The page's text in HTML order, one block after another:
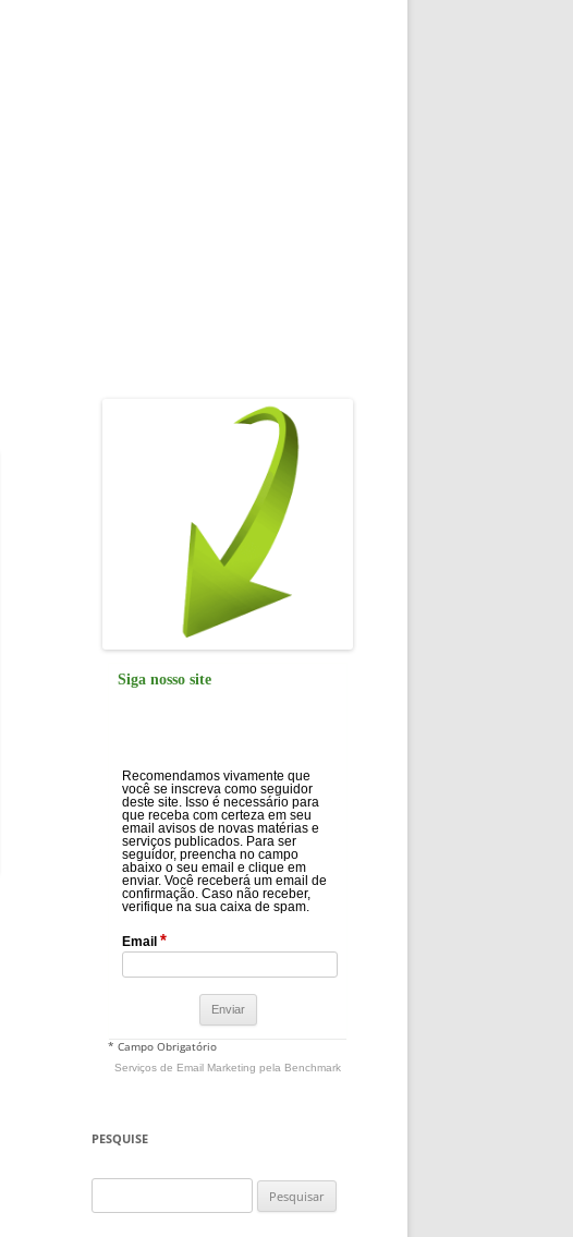
Siga nosso site
Recomendamos vivamente que
você se inscreva como seguidor
deste site. Isso é necessário para
que receba com certeza em seu
email avisos de novas matérias e
serviços publicados. Para ser
seguidor, preencha no campo
abaixo o seu email e clique em
enviar. Você receberá um email de
confirmação. Caso não receber,
verifique na sua caixa de spam.
Email *
* Campo Obrigatório
Serviços de Email Marketing pela Benchmark
PESQUISE
por: